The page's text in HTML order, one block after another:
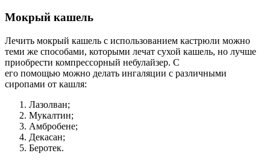
Мокрый кашель
Лечить мокрый кашель с использованием кастрюли можно
теми же способами, которыми лечат сухой кашель, но лучше
приобрести компрессорный небулайзер. С
его помощью можно делать ингаляции с различными
сиропами от кашля:
Лазолван;
Мукалтин;
Амбробене;
Декасан;
Беротек.